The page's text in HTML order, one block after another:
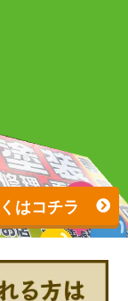
はコチラ